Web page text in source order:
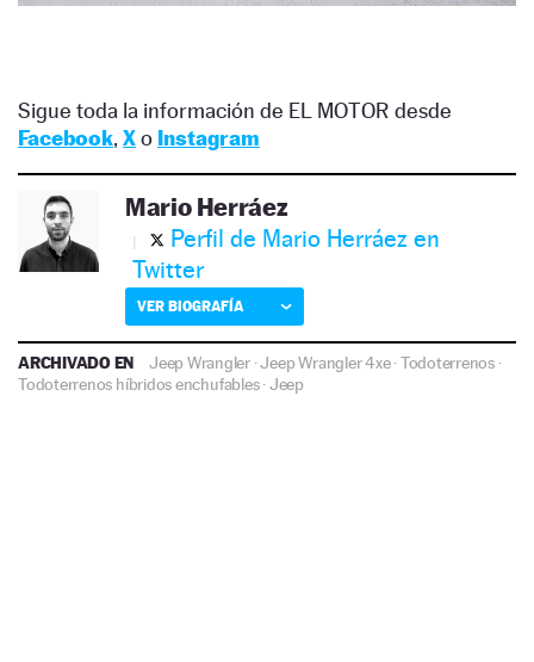
Sigue toda la información de EL MOTOR desde
Facebook, Xo Instagram
Mario Herráez
Perfil de Mario Herráez en
Twitter
VER BIOGRAFÍA
ARCHIVADO EN Jeep Wrangler ·Jeep Wrangler 4xe·Todoterrenos ·
Todoterrenos híbridos enchufables·Jeep